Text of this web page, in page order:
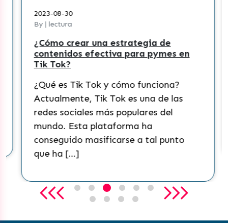
2023-08-30
By | lectura
¿Cómo crear una estrategia de
contenidos efectiva para pymes en
Tik Tok?
¿Qué es Tik Tok y cómo funciona?
Actualmente, Tik Tok es una de las
redes sociales más populares del
mundo. Esta plataforma ha
conseguido masificarse a tal punto
que ha […]